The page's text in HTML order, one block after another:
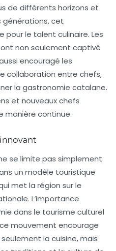
de différents horizons et
cet
pour le talent culinaire. Les
non seulement captivé
encouragé les
collaboration entre chefs,
la gastronomie catalane.
et nouveaux chefs
manière continue.
se limite pas simplement
un modèle touristique
met la région sur le
L’importance
dans le tourisme culturel
mouvement encourage
la cuisine, mais